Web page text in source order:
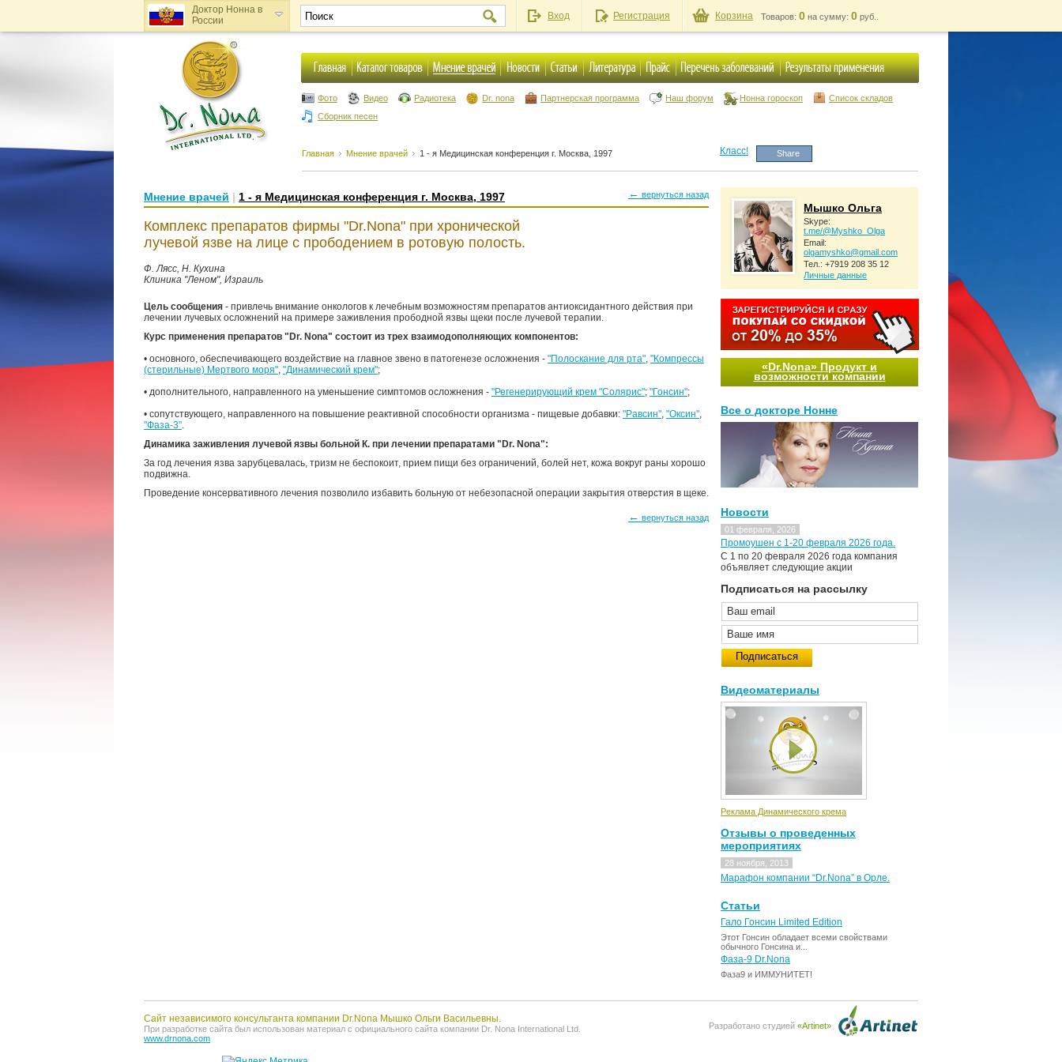
Доктор Нонна в
России
Доктор Нонна в
Украине
Вход Регистрация Корзина Товаров: 0 на сумму: 0 руб..
Фото Видео Радиотека Dr. nona Партнерская программа Наш форум Нонна гороскоп
Список складов
Сборник песен
Главная Мнение врачей 1 - я Медицинская конференция г. Москва, 1997 Класс! Share
← вернуться назад
Мнение врачей | 1 - я Медицинская конференция г. Москва, 1997
Комплекс препаратов фирмы "Dr.Nona" при хронической
лучевой язве на лице с прободением в ротовую полость.
Ф. Лясс, Н. Кухина
Клиника "Леном", Израиль
Цель сообщения - привлечь внимание онкологов к лечебным возможностям препаратов антиоксидантного действия при
лечении лучевых осложнений на примере заживления прободной язвы щеки после лучевой терапии.
Курс применения препаратов "Dr. Nona" состоит из трех взаимодополняющих компонентов:
• основного, обеспечивающего воздействие на главное звено в патогенезе осложнения - "Полоскание для рта", "Компрессы
(стерильные) Мертвого моря", "Динамический крем";
• дополнительного, направленного на уменьшение симптомов осложнения - "Регенерирующий крем "Солярис"; "Гонсин";
• сопутствующего, направленного на повышение реактивной способности организма - пищевые добавки: "Равсин", "Оксин",
"Фаза-3".
Динамика заживления лучевой язвы больной К. при лечении препаратами "Dr. Nona":
За год лечения язва зарубцевалась, тризм не беспокоит, прием пищи без ограничений, болей нет, кожа вокруг раны хорошо
подвижна.
Проведение консервативного лечения позволило избавить больную от небезопасной операции закрытия отверстия в щеке.
← вернуться назад
Мышко Ольга
Skype:
t.me/@Myshko_Olga
Email:
olgamyshko@gmail.com
Тел.: +7919 208 35 12
Личные данные
«Dr.Nona» Продукт и
возможности компании
Все о докторе Нонне
Новости
01 февраля, 2026
Промоушен с 1-20 февраля 2026 года.
C 1 по 20 февраля 2026 года компания
объявляет следующие акции
Подписаться на рассылку
Видеоматериалы
Реклама Динамического крема
Отзывы о проведенных
мероприятиях
28 ноября, 2013
Марафон компании “Dr.Nona” в Орле.
Статьи
Гало Гонсин Limited Edition
Этот Гонсин обладает всеми свойствами
обычного Гонсина и...
Фаза-9 Dr.Nona
Фаза9 и ИММУНИТЕТ!
Разработано студией «Artinet»
Сайт независимого консультанта компании Dr.Nona Мышко Ольги Васильевны.
При разработке сайта был использован материал с официального сайта компании Dr. Nona International Ltd.
www.drnona.com